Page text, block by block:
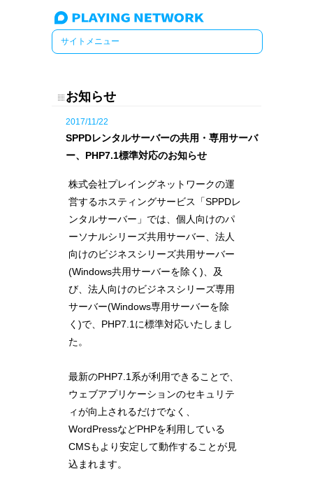
お知らせ
2017/11/22
SPPDレンタルサーバーの共用・専用サーバ
ー、PHP7.1標準対応のお知らせ
株式会社プレイングネットワークの運
営するホスティングサービス「SPPDレ
ンタルサーバー」では、個人向けのパ
ーソナルシリーズ共用サーバー、法人
向けのビジネスシリーズ共用サーバー
(Windows共用サーバーを除く)、及
び、法人向けのビジネスシリーズ専用
サーバー(Windows専用サーバーを除
く)で、PHP7.1に標準対応いたしまし
た。
最新のPHP7.1系が利用できることで、
ウェブアプリケーションのセキュリテ
ィが向上されるだけでなく、
WordPressなどPHPを利用している
CMSもより安定して動作することが見
込まれます。